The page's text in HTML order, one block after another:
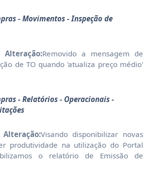
- Movimentos - Inspeção de
Alteração:Removido a mensagem de
de TO quando 'atualiza preço médio'
- Relatórios - Operacionais -
Visando disponibilizar novas
produtividade na utilização do Portal
o relatório de Emissão de